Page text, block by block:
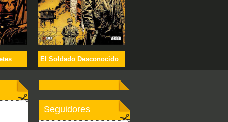
El Soldado Desconocido
Seguidores